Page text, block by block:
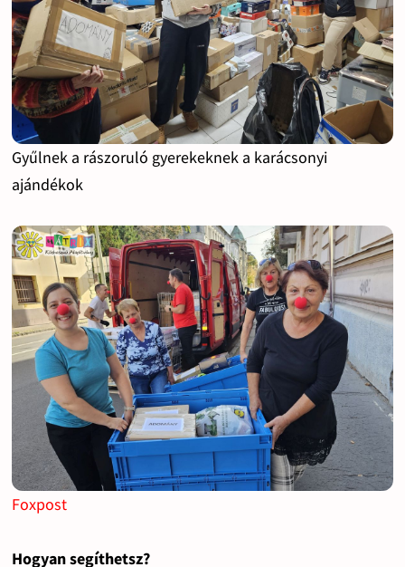
Gyűlnek a rászoruló gyerekeknek a karácsonyi
ajándékok
Foxpost
Hogyan segíthetsz?